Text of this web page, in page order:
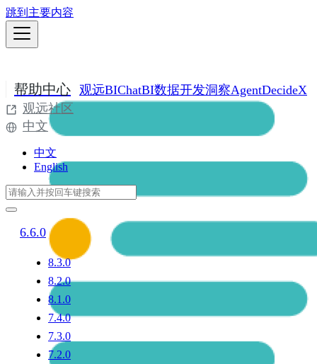
跳到主要内容
帮助中心 观远BIChatBI数据开发洞察AgentDecideX
观远社区
中文
中文
English
6.6.0
8.3.0
8.2.0
8.1.0
7.4.0
7.3.0
7.2.0